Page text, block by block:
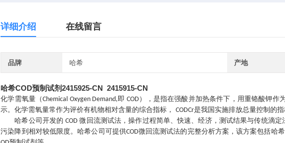
详细介绍 在线留言
品牌 哈希 产地
哈希COD预制试剂2415925-CN 2415915-CN
化学需氧量（Chemical Oxygen Demand,即COD），是指在强酸并加热条件下，用重铬酸钾作
示。化学需氧量常作为评价有机物相对含量的综合指标，CODCr是我国实施排放总量控制的指
哈希公司开发的 COD微回流测试法，操作过程简单、快速、经济，测试结果与传统滴
污染降到相对较低限度。哈希公司可提供COD微回流测试法的完整分析方案，该方案包括哈